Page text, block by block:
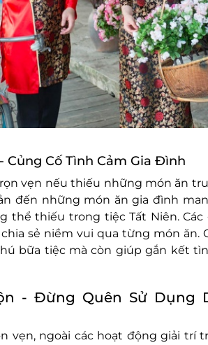
Củng Cố Tình Cảm Gia Đình
vẹn nếu thiếu những món ăn
đến những món ăn gia đình
thể thiếu trong tiệc Tất Niên.
sẻ niềm vui qua từng món ăn.
bữa tiệc mà còn giúp gắn kết
- Đừng Quên Sử Dụng
vẹn, ngoài các hoạt động giải trí